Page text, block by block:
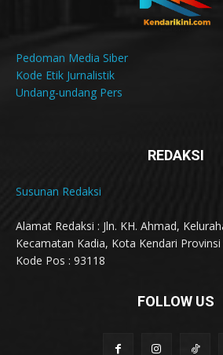
Pedoman Media Siber
Kode Etik Jurnalistik
Undang-undang Pers
REDAKSI
Susunan Redaksi
Alamat Redaksi : Jln. KH. Ahmad,
Kecamatan Kadia, Kota Kendari
Kode Pos : 93118
FOLLOW US